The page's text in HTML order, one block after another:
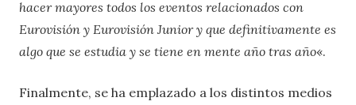
hacer mayores todos los eventos relacionados con
Eurovisión y Eurovisión Junior y que definitivamente es
algo que se estudia y se tiene en mente año tras año«.
Finalmente, se ha emplazado a los distintos medios